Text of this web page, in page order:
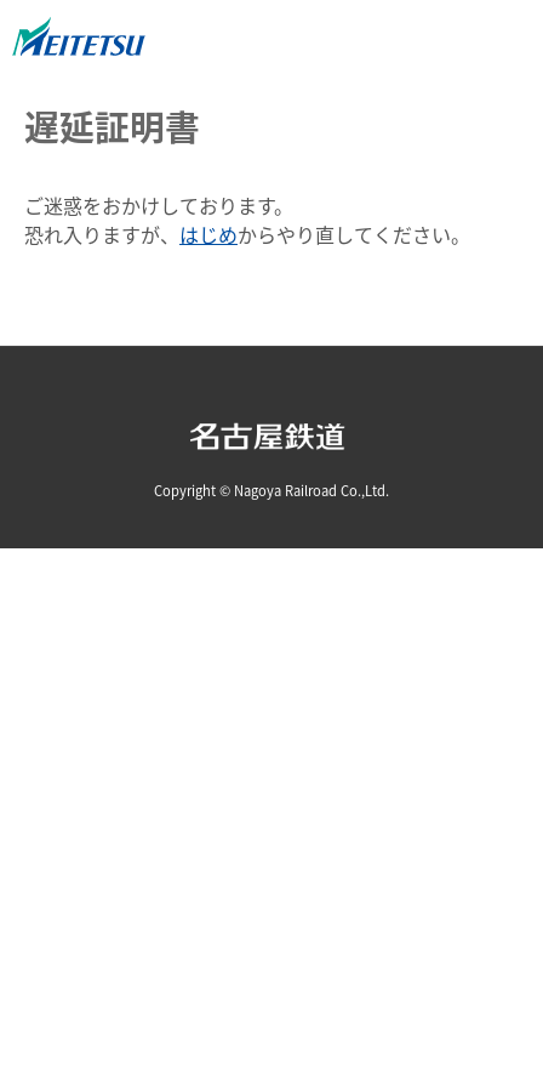
遅延証明書
ご迷惑をおかけしております。
恐れ入りますが、 はじめからやり直してください。
Copyright © Nagoya Railroad Co.,Ltd.